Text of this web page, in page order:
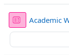
Academic